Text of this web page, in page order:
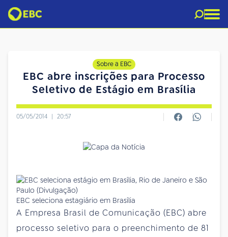
Sobre a EBC
EBC abre inscrições para Processo
Seletivo de Estágio em Brasília
05/05/2014 | 20:57
EBC seleciona estagiário em Brasília
A Empresa Brasil de Comunicação (EBC) abre
processo seletivo para o preenchimento de 81